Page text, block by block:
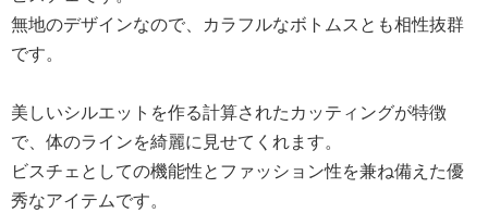
無地のデザインなので、カラフルなボトムスとも相性抜群
です。
美しいシルエットを作る計算されたカッティングが特徴
で、体のラインを綺麗に見せてくれます。
ビスチェとしての機能性とファッション性を兼ね備えた優
秀なアイテムです。